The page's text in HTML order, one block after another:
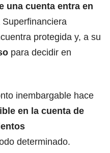
una cuenta entra en
Superfinanciera
protegida y, a su
para decidir en
inembargable hace
en la cuenta de
determinado.